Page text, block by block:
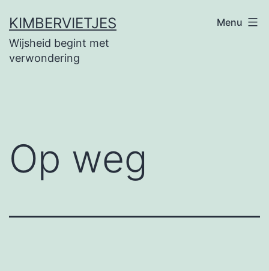
naar
de
KIMBERVIETJES
Wijsheid begint met
verwondering
Menu
Op weg